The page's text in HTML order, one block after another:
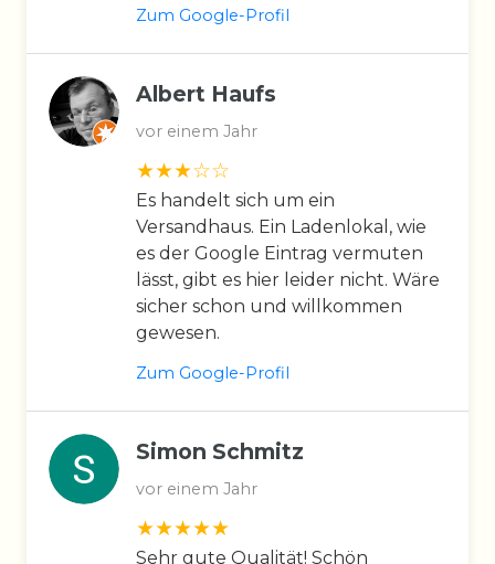
Zum Google-Profil
Albert Haufs
vor einem Jahr
Es handelt sich um ein
Versandhaus. Ein Ladenlokal, wie
es der Google Eintrag vermuten
lässt, gibt es hier leider nicht. Wäre
sicher schon und willkommen
gewesen.
Zum Google-Profil
Simon Schmitz
vor einem Jahr
Sehr gute Qualität! Schön